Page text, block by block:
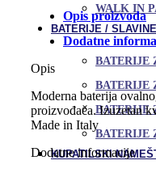
WALK IN
BATERIJE / SLAVINE
BATERIJE
BATERIJE
BATERIJE
BATERIJE
KUPATILSKI
Opis proizvoda
Dodatne
Opis
Moderna baterija
proizvođača. Izuzetan
Made in Italy
Dodatne informacije